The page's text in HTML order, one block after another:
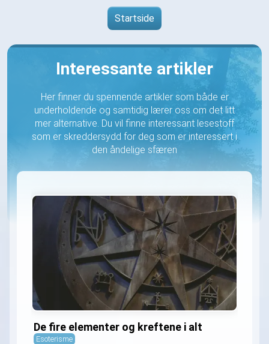
Startside
Interessante artikler
Her finner du spennende artikler som både er
underholdende og samtidig lærer oss om det litt
mer alternative. Du vil finne interessant lesestoff
som er skreddersydd for deg som er interessert i
den åndelige sfæren
De fire elementer og kreftene i alt
Esoterisme